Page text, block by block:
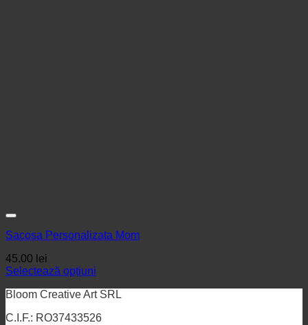
Sacosa Personalizata Mom
45.00 lei
Selectează opțiuni
Bloom Creative Art SRL
C.I.F.: RO37433526